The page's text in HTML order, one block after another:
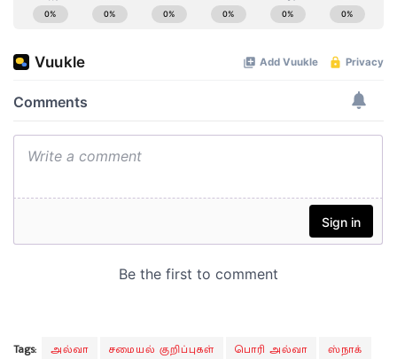
Tags: அல்வா சமையல் குறிப்புகள் பொரி அல்வா ஸ்நாக்